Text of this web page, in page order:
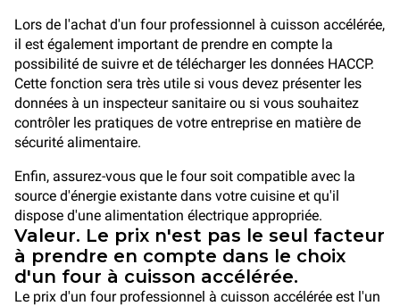
Lors de l'achat d'un four professionnel à cuisson accélérée,
il est également important de prendre en compte la
possibilité de suivre et de télécharger les données HACCP.
Cette fonction sera très utile si vous devez présenter les
données à un inspecteur sanitaire ou si vous souhaitez
contrôler les pratiques de votre entreprise en matière de
sécurité alimentaire.
Enfin, assurez-vous que le four soit compatible avec la
source d'énergie existante dans votre cuisine et qu'il
dispose d'une alimentation électrique appropriée.
Valeur. Le prix n'est pas le seul facteur
à prendre en compte dans le choix
d'un four à cuisson accélérée.
Le prix d'un four professionnel à cuisson accélérée est l'un